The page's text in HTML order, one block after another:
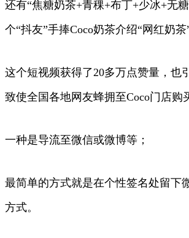
还有“焦糖奶茶+青稞+布丁+少冰+无
个“抖友”手捧Coco奶茶介绍“网红奶茶
这个短视频获得了20多万点赞量，也
致使全国各地网友蜂拥至Coco门店购
一种是导流至微信或微博等；
最简单的方式就是在个性签名处留下
方式。